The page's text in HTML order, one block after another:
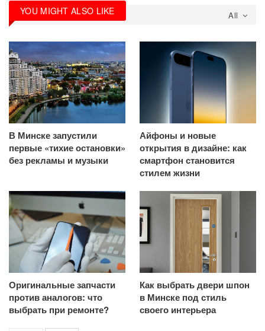
All
YOU MIGHT ALSO LIKE
В Минске запустили
первые «тихие остановки»
без рекламы и музыки
Айфоны и новые
открытия в дизайне: как
смартфон становится
стилем жизни
Оригинальные запчасти
против аналогов: что
выбрать при ремонте?
Как выбрать двери шпон
в Минске под стиль
своего интерьера